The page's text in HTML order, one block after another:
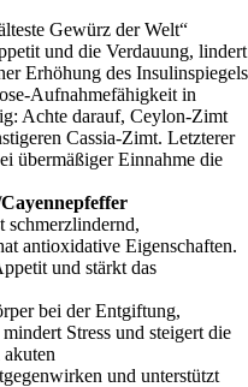
Gewürz der Welt“
und die Verdauung, lindert
Erhöhung des Insulinspiegels
Aufnahmefähigkeit in
Achte darauf, Ceylon-Zimt
Cassia-Zimt. Letzterer
übermäßiger Einnahme die
schmerzlindernd,
antioxidative Eigenschaften.
und stärkt das
bei der Entgiftung,
Stress und steigert die
und unterstützt